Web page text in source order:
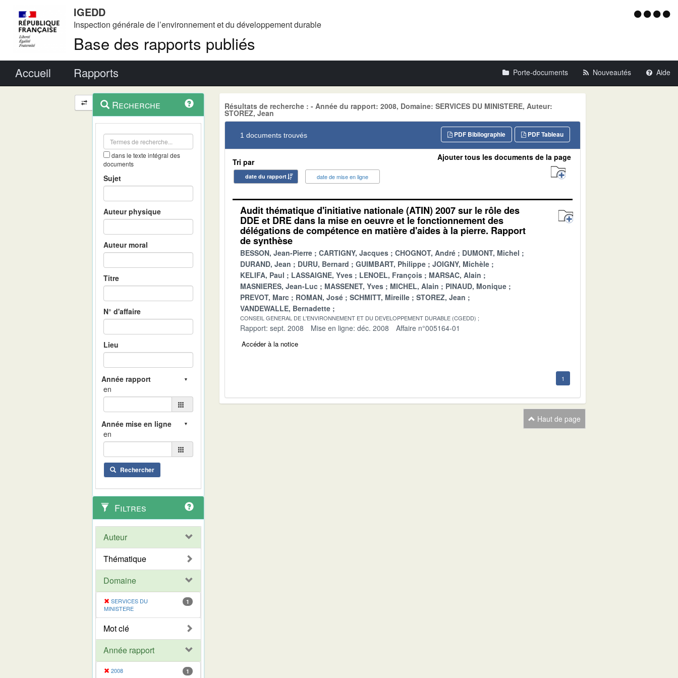
IGEDD
Inspection générale de l’environnement et du développement durable
Base des rapports publiés
Menu
Accueil Rapports Porte-documents Nouveautés Aide
Navigation
et
outils
contextuel
Recherche
dans le texte intégral des
documents
Sujet
Auteur physique
Auteur moral
Titre
N° d'affaire
Lieu
en
en
Rechercher
Filtres
Auteur
Thématique
Domaine
SERVICES DU
MINISTERE
1
Mot clé
Année rapport
2008 1
Résultats de recherche : - Année du rapport: 2008, Domaine: SERVICES DU MINISTERE, Auteur:
STOREZ, Jean
1 documents trouvés PDF Tableau
PDF Bibliographie
Tri par
date du rapport date de mise en ligne
Ajouter tous les documents de la page
Audit thématique d'initiative nationale (ATIN) 2007 sur le rôle des
DDE et DRE dans la mise en oeuvre et le fonctionnement des
délégations de compétence en matière d'aides à la pierre. Rapport
de synthèse
BESSON, Jean-Pierre CARTIGNY, Jacques CHOGNOT, André
DUMONT, Michel
DURAND, Jean
DURU, Bernard GUIMBART, Philippe
JOIGNY, Michèle
KELIFA, Paul
LASSAIGNE, Yves LENOEL, François
MARSAC, Alain
MASNIERES, Jean-Luc
MASSENET, Yves MICHEL, Alain
PINAUD, Monique
PREVOT, Marc
ROMAN, José SCHMITT, Mireille
STOREZ, Jean
VANDEWALLE, Bernadette
CONSEIL GENERAL DE L'ENVIRONNEMENT ET DU DEVELOPPEMENT DURABLE (CGEDD)
Rapport: sept. 2008 Mise en ligne: déc. 2008 Affaire n°005164-01
Accéder à la notice
1
Haut de page